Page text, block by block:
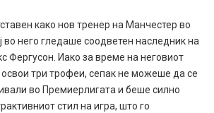
како нов тренер на Манчестер во
во него гледаше соодветен наследник на
Фергусон. Иако за време на неговиот
три трофеи, сепак не можеше да се
во Премиерлигата и беше силно
стил на игра, што го